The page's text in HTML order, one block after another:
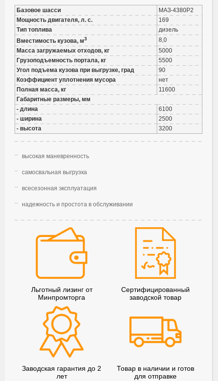
Базовое шасси
МАЗ-4380P2
Мощность двигателя, л. с.
169
Тип топлива
дизель
Вместимость кузова, м3
8,0
Масса загружаемых отходов, кг
5000
Грузоподъемность портала, кг
5500
Угол подъема кузова при выгрузке, град
90
Коэффициент уплотнения мусора
нет
Полная масса, кг
11600
Габаритные размеры, мм
- длина
6100
- ширина
2500
- высота
3200
высокая маневренность
самосвальная выгрузка
всесезонная эксплуатация
надежность и простота в обслуживании
Льготный лизинг от
Минпромторга
Сертифицированный
заводской товар
Заводская гарантия до 2
лет
Товар в наличии и готов
для отправке